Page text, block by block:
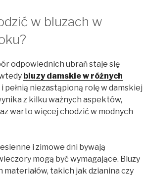
w bluzach w
odpowiednich ubrań staje się
bluzy damskie w różnych
pełnią niezastąpioną rolę w damskiej
z kilku ważnych aspektów,
warto więcej chodzić w modnych
i zimowe dni bywają
mogą być wymagające. Bluzy
takich jak dzianina czy